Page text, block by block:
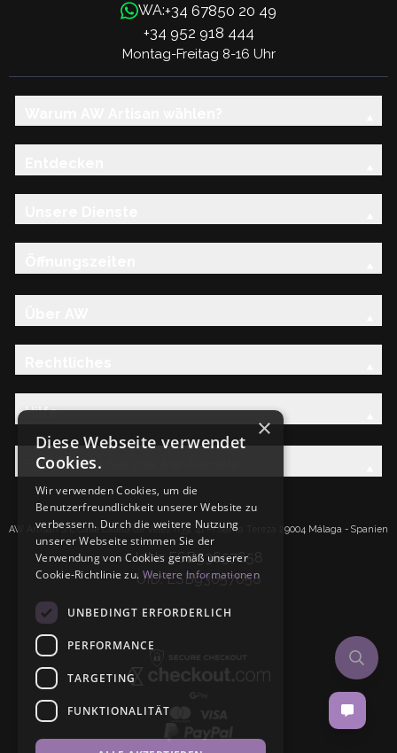
WA:+34 67850 20 49
+34 952 918 444
Montag-Freitag 8-16 Uhr
Hilfe
Entdecken Sie die AW-Familie
AW Artisan S.L.Calle Caleta de Velez n39, 41 PI Santa Tereza 29004 Málaga - Spanien
IdNr: ESB93657658
UID: ESB93657658
×
Diese Webseite verwendet
Cookies.
Wir verwenden Cookies, um die
Benutzerfreundlichkeit unserer Website zu
verbessern. Durch die weitere Nutzung
unserer Webseite stimmen Sie der
Verwendung von Cookies gemäß unserer
Cookie-Richtlinie zu. Weitere Informationen
UNBEDINGT ERFORDERLICH
PERFORMANCE
TARGETING
FUNKTIONALITÄT